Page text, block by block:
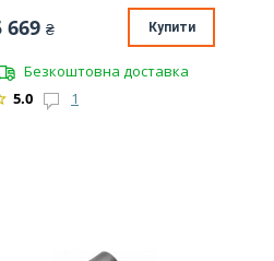
669 ₴ Купити
Безкоштовна доставка
5.0
1